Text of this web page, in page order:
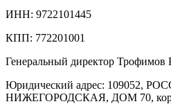
ИНН: 9722101445
КПП: 772201001
Генеральный директор Трофимов
Юридический адрес: 109052,
НИЖЕГОРОДСКАЯ, ДОМ 70,